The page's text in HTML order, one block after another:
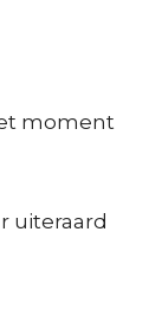
moment
uiteraard